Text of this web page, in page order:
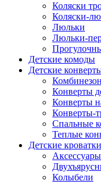
Коляски
Коляски-
Люльки
Люльки-
Детские комоды
Детские
Конверты
Конверты
Конверты-
Спальные
Теплые
Детские кроватки
Колыбели